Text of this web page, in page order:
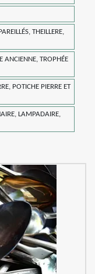
THEILLERE,
ANCIENNE, TROPHÉE
POTICHE PIERRE ET
LAMPADAIRE,